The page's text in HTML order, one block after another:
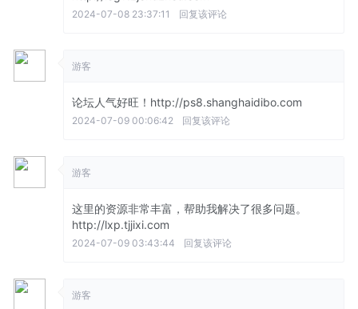
2024-07-08 23:37:11 回复该评论
游客
论坛人气好旺！http://ps8.shanghaidibo.com
2024-07-09 00:06:42 回复该评论
游客
这里的资源非常丰富，帮助我解决了很多问题。
http://lxp.tjjixi.com
2024-07-09 03:43:44 回复该评论
游客